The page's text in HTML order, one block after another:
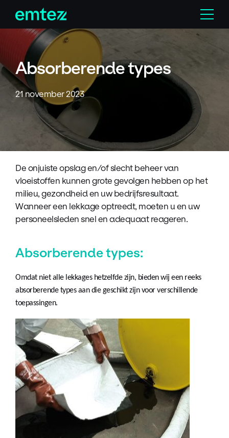
content
Menu
Absorberende types
21 november 2023
De onjuiste opslag en/of slecht beheer van
vloeistoffen kunnen grote gevolgen hebben op het
milieu, gezondheid en uw bedrijfsresultaat.
Wanneer een lekkage optreedt, moeten u en uw
personeelsleden snel en adequaat reageren.
Absorberende types:
Omdat niet alle lekkages hetzelfde zijn, bieden wij een reeks
absorberende types aan die geschikt zijn voor verschillende
toepassingen.